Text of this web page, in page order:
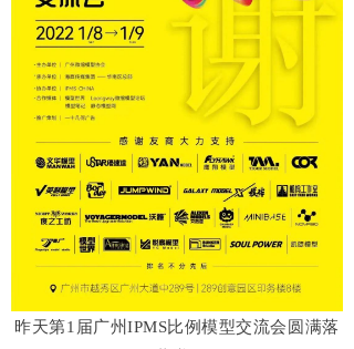
昨天第1届广州IPMS比例模型交流会圆满落